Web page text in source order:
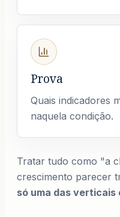
Prova
Quais indicadores
naquela condição.
Tratar tudo como "a
crescimento parecer
só uma das